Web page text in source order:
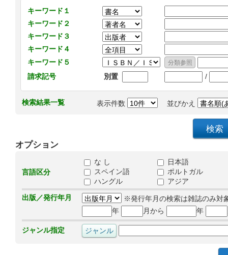
キーワード１
キーワード２
キーワード３
キーワード４
キーワード５
請求記号
別置 /
検索結果一覧 表示件数 並びかえ
オプション
言語区分
な し
日本語
スペイン語
ポルトガル
ハングル
アジア
出版／発行年月
※発行年月の検索は雑誌のみ対
年
月から 年
ジャンル指定